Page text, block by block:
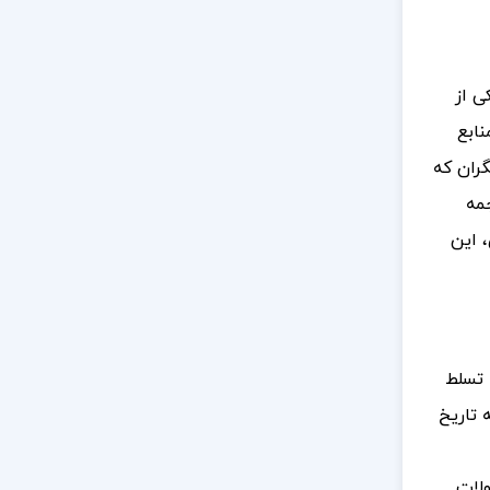
به عنوان یکی از
که
این
تسلط
تاریخ